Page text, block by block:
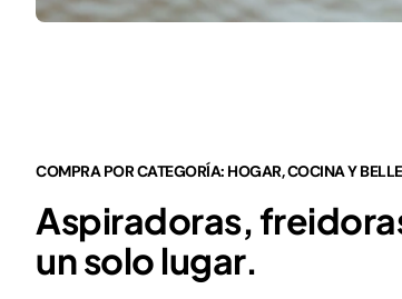
COMPRA POR CATEGORÍA: HOGAR, COCINA Y
Aspiradoras,
un solo lugar.